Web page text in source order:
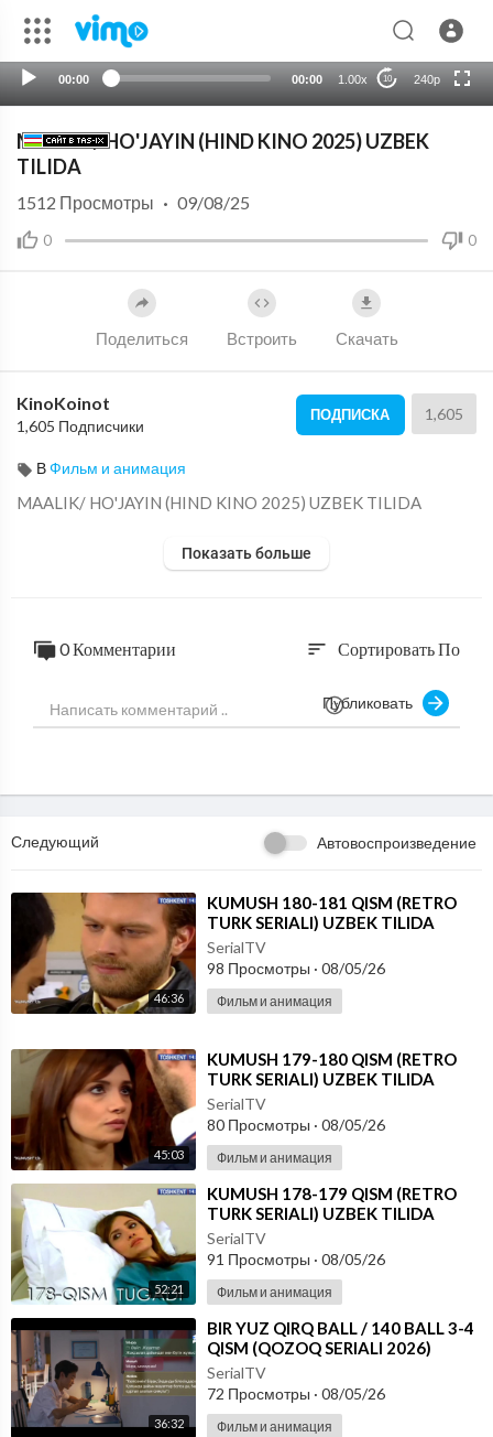
00:00 00:00 1.00x 10 240p
HD
MAALIK/ HO'JAYIN (HIND KINO 2025) UZBEK
TILIDA
0 0
1512 Просмотры · 09/08/25
Поделиться Встроить Скачать
KinoKoinot
1,605 Подписчики
ПОДПИСКА 1,605
ВФильм и анимация
⁣MAALIK/ HO'JAYIN (HIND KINO 2025) UZBEK TILIDA
Показать больше
0 Комментарии sort Сортировать По
Публиковать
Следующий Автовоспроизведение
46:36
⁣KUMUSH 180-181 QISM (RETRO
TURK SERIALI) UZBEK TILIDA
SerialTV
98 Просмотры · 08/05/26
Фильм и анимация
45:03
⁣KUMUSH 179-180 QISM (RETRO
TURK SERIALI) UZBEK TILIDA
SerialTV
80 Просмотры · 08/05/26
Фильм и анимация
52:21
⁣KUMUSH 178-179 QISM (RETRO
TURK SERIALI) UZBEK TILIDA
SerialTV
91 Просмотры · 08/05/26
Фильм и анимация
36:32
⁣⁣BIR YUZ QIRQ BALL / 140 BALL 3-4
QISM (QOZOQ SERIALI 2026)
UZBEK TILIDA
SerialTV
72 Просмотры · 08/05/26
Фильм и анимация